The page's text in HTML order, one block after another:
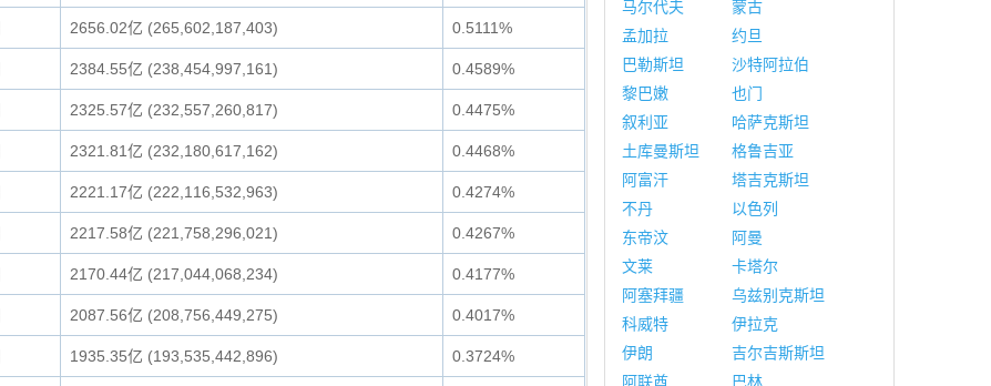
2656.02亿 (265,602,187,403) 0.5111%
2384.55亿 (238,454,997,161) 0.4589%
2325.57亿 (232,557,260,817) 0.4475%
2321.81亿 (232,180,617,162) 0.4468%
2221.17亿 (222,116,532,963) 0.4274%
2217.58亿 (221,758,296,021) 0.4267%
2170.44亿 (217,044,068,234) 0.4177%
2087.56亿 (208,756,449,275) 0.4017%
1935.35亿 (193,535,442,896) 0.3724%
马尔代夫
蒙古
孟加拉
约旦
巴勒斯坦
沙特阿拉伯
黎巴嫩
也门
叙利亚
哈萨克斯坦
土库曼斯坦
格鲁吉亚
阿富汗
塔吉克斯坦
不丹
以色列
东帝汶
阿曼
文莱
卡塔尔
阿塞拜疆
乌兹别克斯坦
科威特
伊拉克
伊朗
吉尔吉斯斯坦
阿联酋
巴林